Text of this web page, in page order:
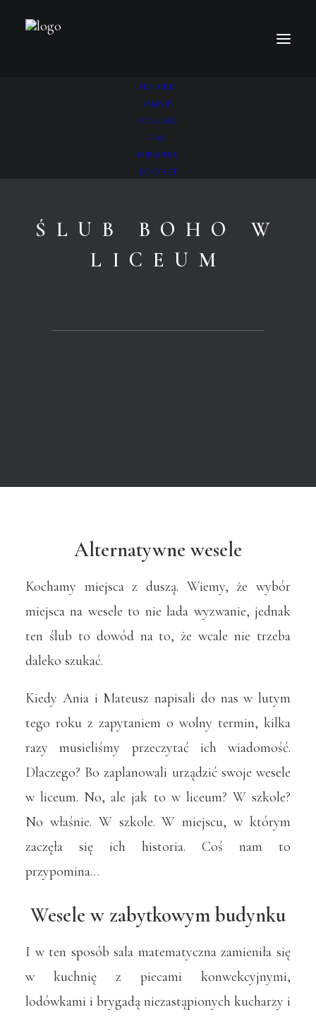
HISTORIE
O MNIE
POLECANE
FAQ
PORADNIK
KONTAKT
ŚLUB BOHO W
LICEUM
Alternatywne wesele
Kochamy miejsca z duszą. Wiemy, że wybór
miejsca na wesele to nie lada wyzwanie, jednak
ten ślub to dowód na to, że wcale nie trzeba
daleko szukać.
Kiedy Ania i Mateusz napisali do nas w lutym
tego roku z zapytaniem o wolny termin, kilka
razy musieliśmy przeczytać ich wiadomość.
Dlaczego? Bo zaplanowali urządzić swoje wesele
w liceum. No, ale jak to w liceum? W szkole?
No właśnie. W szkole. W miejscu, w którym
zaczęła się ich historia. Coś nam to
przypomina…
Wesele w zabytkowym budynku
I w ten sposób sala matematyczna zamieniła się
w kuchnię z piecami konwekcyjnymi,
lodówkami i brygadą niezastąpionych kucharzy i